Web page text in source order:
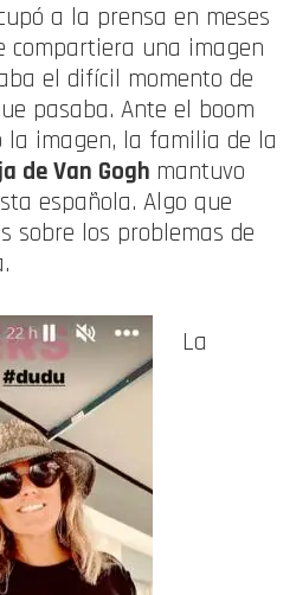
a la prensa en meses
compartiera una imagen
el difícil momento de
pasaba. Ante el boom
la imagen, la familia de la
de Van Gogh mantuvo
española. Algo que
sobre los problemas de
La